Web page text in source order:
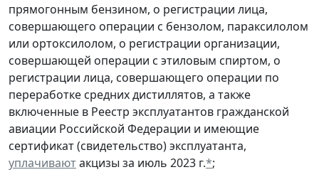
прямогонным бензином, о регистрации лица,
совершающего операции с бензолом, параксилолом
или ортоксилолом, о регистрации организации,
совершающей операции с этиловым спиртом, о
регистрации лица, совершающего операции по
переработке средних дистиллятов, а также
включенные в Реестр эксплуатантов гражданской
авиации Российской Федерации и имеющие
сертификат (свидетельство) эксплуатанта,
уплачиваютакцизы за июль 2023 г.*;